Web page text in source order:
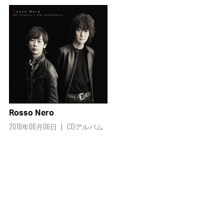
Rosso Nero
2018年06月06日 CDアルバム